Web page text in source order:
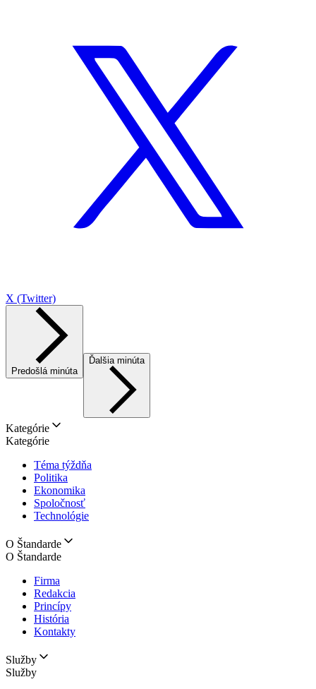
X (Twitter)
Predošlá minúta
Ďalšia minúta
Kategórie
Kategórie
Téma týždňa
Politika
Ekonomika
Spoločnosť
Technológie
O Štandarde
O Štandarde
Firma
Redakcia
Princípy
História
Kontakty
Služby
Služby